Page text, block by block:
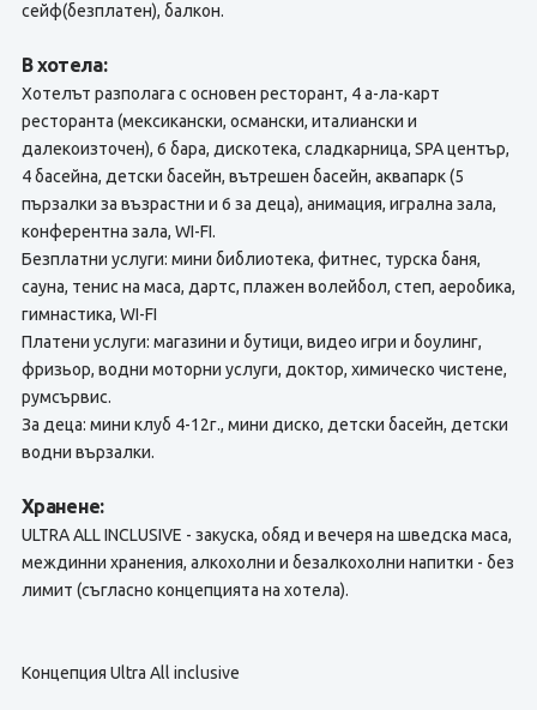
сейф(безплатен), балкон.
В хотела:
Хотелът разполага с основен ресторант, 4 а-ла-карт
ресторанта (мексикански, османски, италиански и
далекоизточен), 6 бара, дискотека, сладкарница, SPA център,
4 басейна, детски басейн, вътрешен басейн, аквапарк (5
пързалки за възрастни и 6 за деца), анимация, игрална зала,
конферентна зала, WI-FI.
Безплатни услуги: мини библиотека, фитнес, турска баня,
сауна, тенис на маса, дартс, плажен волейбол, степ, аеробика,
гимнастика, WI-FI
Платени услуги: магазини и бутици, видео игри и боулинг,
фризьор, водни моторни услуги, доктор, химическо чистене,
румсървис.
За деца: мини клуб 4-12г., мини диско, детски басейн, детски
водни вързалки.
Хранене:
ULTRA ALL INCLUSIVE - закуска, обяд и вечеря на шведска маса,
междинни хранения, алкохолни и безалкохолни напитки - без
лимит (съгласно концепцията на хотела).
Концепция Ultra All inclusive